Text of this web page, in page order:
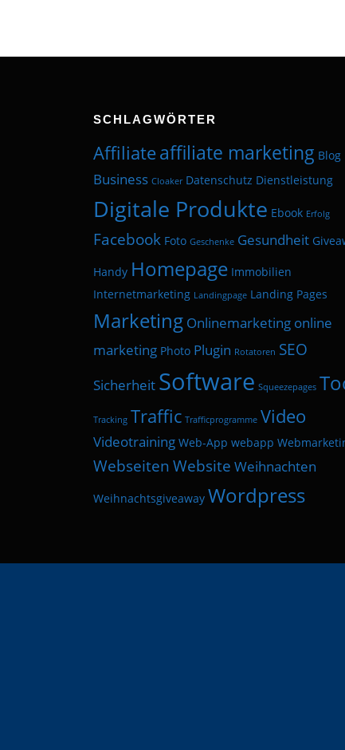
SCHLAGWÖRTER
Affiliateaffiliate marketing Blog
Business Cloaker Datenschutz Dienstleistung
Digitale Produkte Ebook Erfolg
Facebook Foto Geschenke Gesundheit
Handy Homepage Immobilien
Internetmarketing Landingpage Landing Pages
Marketing Onlinemarketing online
marketing Photo Plugin Rotatoren SEO
Sicherheit Software Squeezepages
Tracking Traffic Trafficprogramme Video
Videotraining Web-App webapp
Webseiten Website Weihnachten
Weihnachtsgiveaway Wordpress